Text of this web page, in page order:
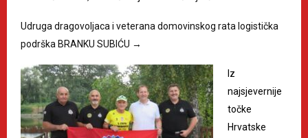
Udruga dragovoljaca i veterana domovinskog rata logistička
podrška BRANKU SUBIĆU →
Iz
najsjevernije
točke
Hrvatske